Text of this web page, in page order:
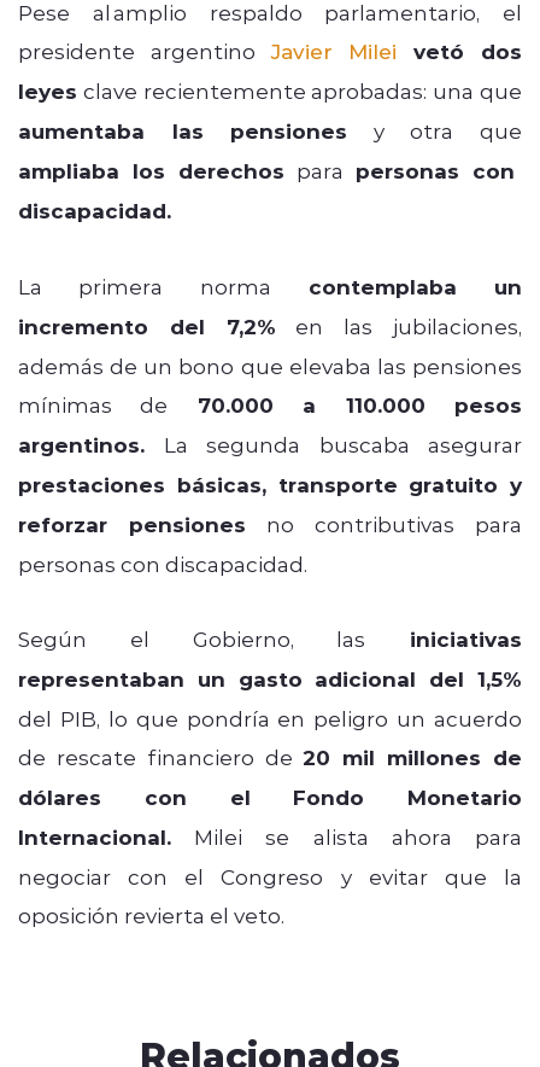
Pese al amplio respaldo parlamentario, el
presidente argentinoJavier Milei vetó dos
leyes clave recientemente aprobadas: una que
aumentaba las pensiones y otra que
ampliaba los derechos para personas con
discapacidad.
La primera norma contemplaba un
incremento del 7,2% en las jubilaciones,
además de un bono que elevaba las pensiones
mínimas de 70.000 a 110.000 pesos
argentinos. La segunda buscaba asegurar
prestaciones básicas, transporte gratuito y
reforzar pensiones no contributivas para
personas con discapacidad.
Según el Gobierno, las iniciativas
representaban un gasto adicional del 1,5%
del PIB, lo que pondría en peligro un acuerdo
de rescate financiero de20 mil millones de
dólares con el Fondo Monetario
Internacional. Milei se alista ahora para
negociar con el Congreso y evitar que la
oposición revierta el veto.
Relacionados